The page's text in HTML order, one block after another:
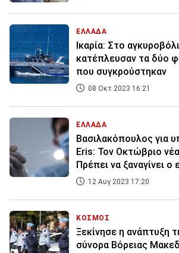
ΕΛΛΑΔΑ
Ικαρία: Στο
κατέπλευσαν τα δύο
που συγκρούστηκαν
08 Οκτ 2023 16:21
ΕΛΛΑΔΑ
Βασιλακόπουλος για
Eris: Τον Οκτώβριο
Πρέπει να ξαναγίνει ο
12 Αυγ 2023 17:20
ΚΟΣΜΟΣ
Ξεκίνησε η ανάπτυξη
σύνορα Βόρειας